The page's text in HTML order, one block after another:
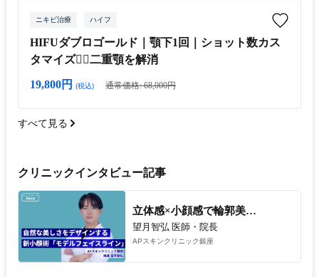
ニキビ治療 ハイフ
HIFUダブロゴールド｜顎下1回｜ショット数カス
タマイズ👩‍⚕️二重顎を解消
19,800円 (税込) 通常価格: 68,000円
すべて見る
クリニックインタビュー記事
立体感×小顔感で輪郭美人をつくる「モデルフェイスライン」を徹底解説
望月智弘 医師・院長
APスキンクリニック銀座